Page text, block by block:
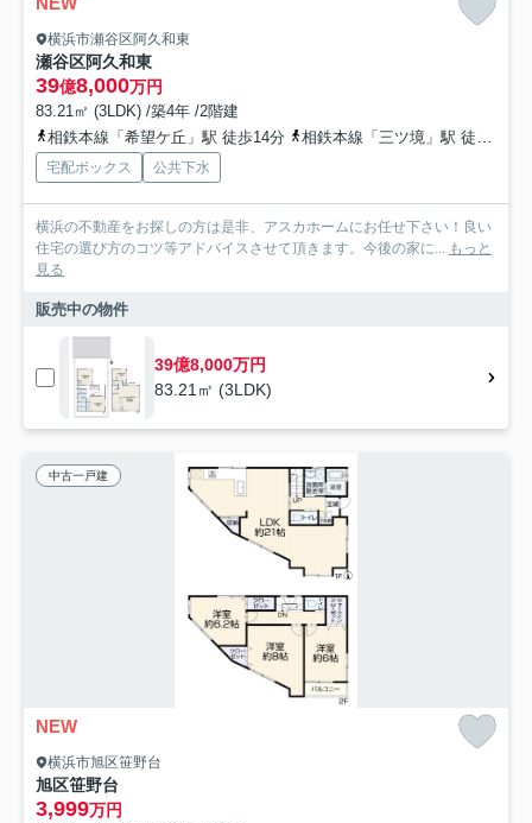
横浜市瀬谷区阿久和東
瀬谷区阿久和東
39億8,000万円
83.21㎡ (3LDK) /築4年 /2階建
相鉄本線「希望ケ丘」駅 徒歩14分
相鉄本線「三ツ境」駅 徒歩17分
宅配ボックス 公共下水
横浜の不動産をお探しの方は是非、アスカホームにお任せ下さい！良い
住宅の選び方のコツ等アドバイスさせて頂きます。今後の家に... もっと
見る
販売中の物件
39億8,000万円
83.21㎡ (3LDK)
中古一戸建
NEW
横浜市旭区笹野台
旭区笹野台
3,999万円